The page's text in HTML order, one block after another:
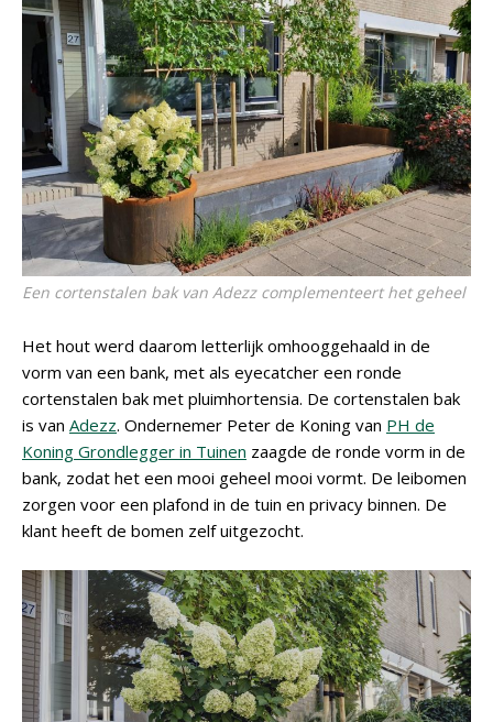
Een cortenstalen bak van Adezz complementeert het geheel
Het hout werd daarom letterlijk omhooggehaald in de
vorm van een bank, met als eyecatcher een ronde
cortenstalen bak met pluimhortensia. De cortenstalen bak
is van Adezz. Ondernemer Peter de Koning van PH de
Koning Grondlegger in Tuinen zaagde de ronde vorm in de
bank, zodat het een mooi geheel mooi vormt. De leibomen
zorgen voor een plafond in de tuin en privacy binnen. De
klant heeft de bomen zelf uitgezocht.